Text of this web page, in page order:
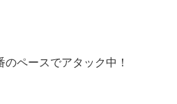
ペースでアタック中！